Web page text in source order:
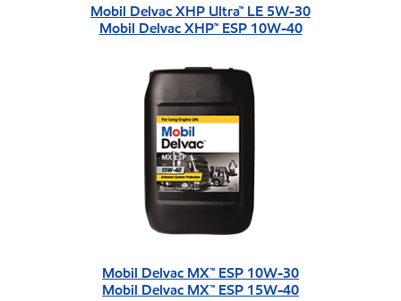
Mobil Delvac XHP Ultra™ LE 5W-30
Mobil Delvac XHP™ ESP 10W-40
Mobil Delvac MX™ ESP 10W-30
Mobil Delvac MX™ ESP 15W-40